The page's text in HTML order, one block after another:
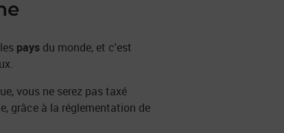
pays du monde, et c'est
vous ne serez pas taxé
grâce à la réglementation de